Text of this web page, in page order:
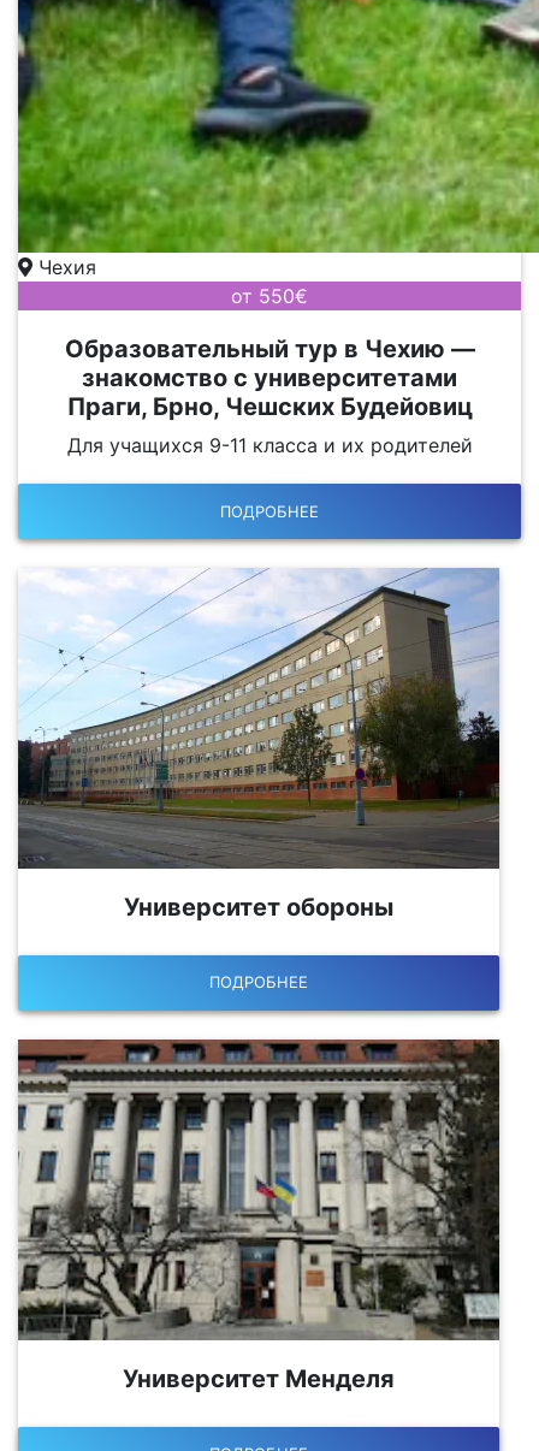
Чехия
от 550€
Образовательный тур в Чехию —
знакомство с университетами
Праги, Брно, Чешских Будейовиц
Для учащихся 9-11 класса и их родителей
ПОДРОБНЕЕ
Университет обороны
ПОДРОБНЕЕ
Университет Менделя